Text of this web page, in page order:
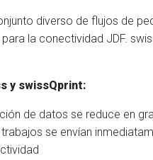
diverso de flujos de
la conectividad JDF.
y swissQprint:
de datos se reduce en
se envían